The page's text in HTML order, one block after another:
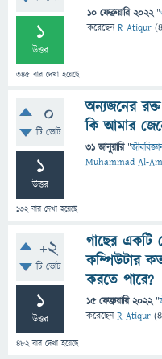
1
উত্তর
345 বার দেখা হয়েছে
10 ফেব্রুয়ারি 2022 "
করেছেনR Atiqur (
0
টি ভোট
1
উত্তর
132বার দেখা হয়েছে
অন্যজনের
কি আমার
31 জানুয়ারি "
Muhammad Al-
+2
টি ভোট
1
উত্তর
482বার দেখা হয়েছে
গাছের
কম্পিউটার
করতে পারে?
15 ফেব্রুয়ারি 2022 "
করেছেনR Atiqur (